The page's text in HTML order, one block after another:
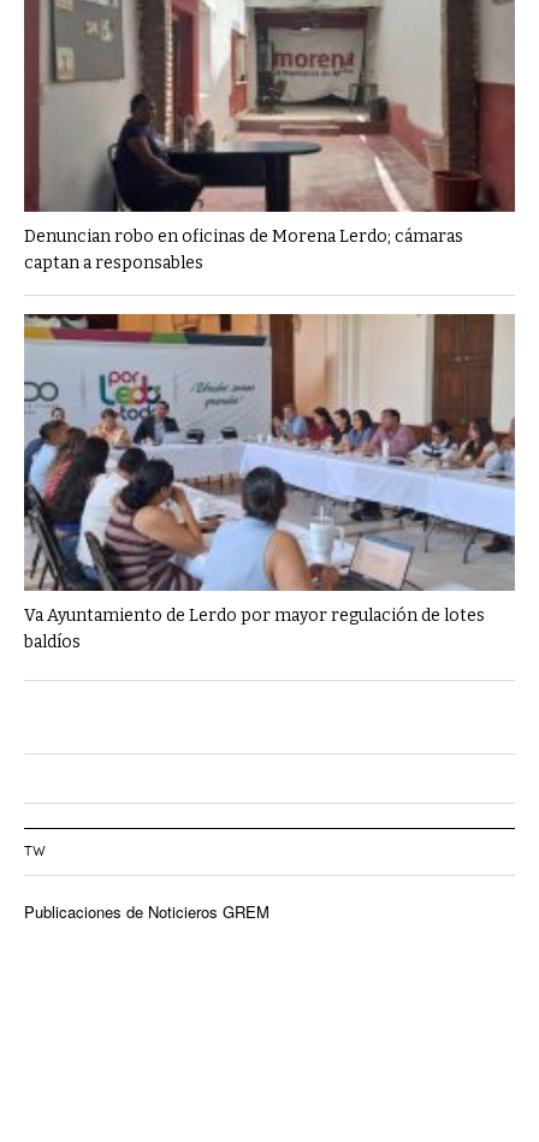
Denuncian robo en oficinas de Morena Lerdo; cámaras
captan a responsables
Va Ayuntamiento de Lerdo por mayor regulación de lotes
baldíos
TW
Publicaciones de Noticieros GREM